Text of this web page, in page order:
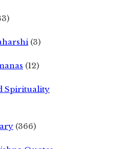
(3)
(12)
Spirituality
(366)